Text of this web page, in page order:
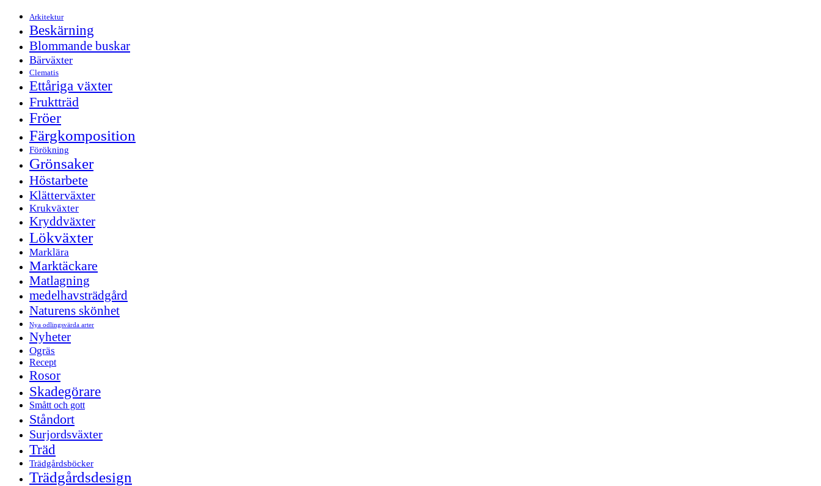
Arkitektur
Beskärning
Blommande buskar
Bärväxter
Clematis
Ettåriga växter
Fruktträd
Fröer
Färgkomposition
Förökning
Grönsaker
Höstarbete
Klätterväxter
Krukväxter
Kryddväxter
Lökväxter
Marklära
Marktäckare
Matlagning
medelhavsträdgård
Naturens skönhet
Nya odlingsvärda arter
Nyheter
Ogräs
Recept
Rosor
Skadegörare
Smått och gott
Ståndort
Surjordsväxter
Träd
Trädgårdsböcker
Trädgårdsdesign